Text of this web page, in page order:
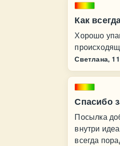
Как
Хорошо
Светлана,
Спасибо
Посылка
внутри
всегда